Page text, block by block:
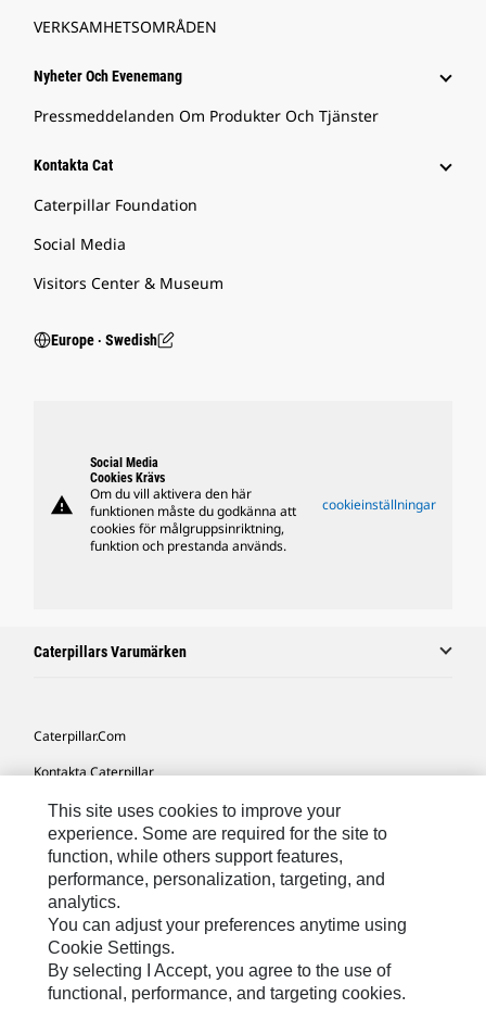
VERKSAMHETSOMRÅDEN
Nyheter Och Evenemang
Pressmeddelanden Om Produkter Och Tjänster
Kontakta Cat
Caterpillar Foundation
Social Media
Visitors Center & Museum
Europe ‧ Swedish
warning
Social Media
Cookies Krävs
Om du vill aktivera den här
funktionen måste du godkänna att
cookies för målgruppsinriktning,
funktion och prestanda används.
cookieinställningar
Caterpillars Varumärken
Caterpillar.com
Kontakta Caterpillar
Mina Marknadsföringspreferenser
Platskarta
Cookie Settings
Juridiskt
Sekretess
This site uses cookies to improve your
experience. Some are required for the site to
function, while others support features,
performance, personalization, targeting, and
analytics.
You can adjust your preferences anytime using
Cookie Settings.
By selecting I Accept, you agree to the use of
functional, performance, and targeting cookies.